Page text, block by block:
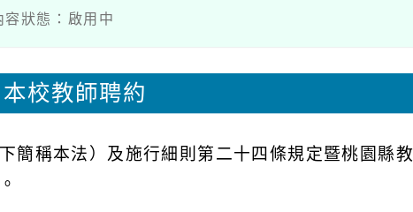
狀態：啟用中
本校教師聘約
簡稱本法）及施行細則第二十四條規定暨桃園縣